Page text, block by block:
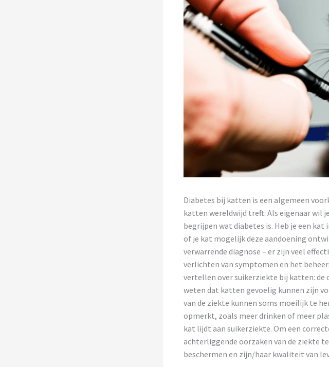
Diabetes bij katten is een algemeen
katten wereldwijd treft. Als eigenaar wil
begrijpen wat diabetes is. Heb je een kat
of je kat mogelijk deze aandoening
verwarrende diagnose – er zijn veel
verlichten van symptomen en het
vertellen over suikerziekte bij katten: de
weten dat katten gevoelig kunnen zijn
van de ziekte kunnen soms moeilijk te
opmerkt, zoals meer drinken of meer
kat lijdt aan suikerziekte. Om een
achterliggende oorzaken van de ziekte
beschermen en zijn/haar kwaliteit van